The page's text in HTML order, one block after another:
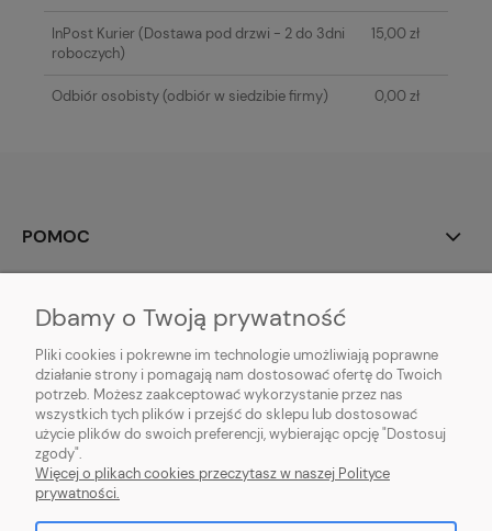
InPost Kurier(Dostawa pod drzwi - 2 do 3dni
roboczych)
15,00 zł
Odbiór osobisty(odbiór w siedzibie firmy) 0,00 zł
POMOC
PŁATNOŚCI I DOSTAWA
INFORMACJE
O NAS
Dbamy o Twoją prywatność
Pliki cookies i pokrewne im technologie umożliwiają poprawne
działanie strony i pomagają nam dostosować ofertę do Twoich
potrzeb. Możesz zaakceptować wykorzystanie przez nas
wszystkich tych plików i przejść do sklepu lub dostosować
użycie plików do swoich preferencji, wybierając opcję "Dostosuj
zgody".
Więcej o plikach cookies przeczytasz w naszej Polityce
prywatności.